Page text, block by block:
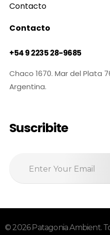
Contacto
Contacto
+54 9 2235 28-9685
Chaco 1670. Mar del Plata
Argentina.
Suscribite
© 2026 Patagonia Ambient.